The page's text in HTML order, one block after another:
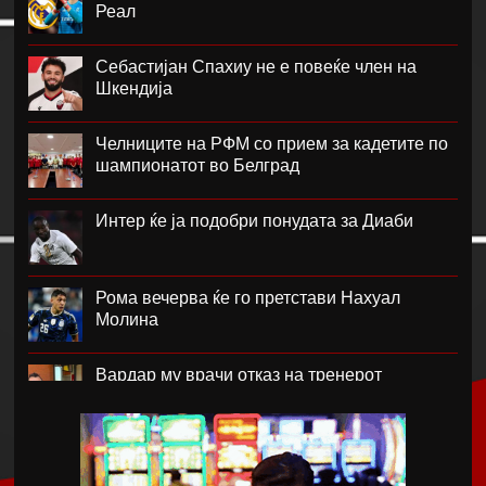
Реал
Себастијан Спахиу не е повеќе член на
Шкендија
Челниците на РФМ со прием за кадетите по
шампионатот во Белград
Интер ќе ја подобри понудата за Диаби
Рома вечерва ќе го претстави Нахуал
Молина
Вардар му врачи отказ на тренерот
Каљари го потврди трансферот на Даниел
Малдини